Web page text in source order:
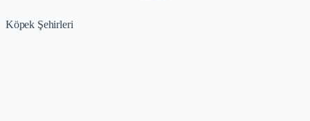
Köpek Şehirleri